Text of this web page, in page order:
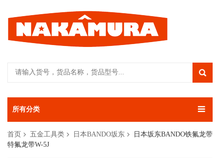
所有分类
首页 五金工具类 日本BANDO坂东
日本坂东BANDO铁氟龙带
特氟龙带W-5J